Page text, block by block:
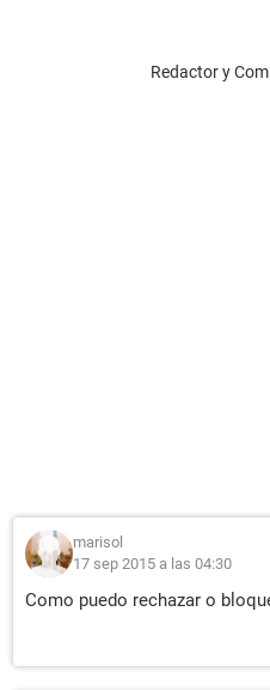
Redactor y
marisol
17 sep 2015 a las 04:30
Como puedo rechazar o